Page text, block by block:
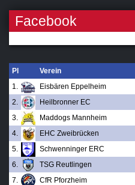
Facebook
Pl Verein
1.
Eisbären Eppelheim
2.
Heilbronner EC
3.
Maddogs Mannheim
4.
EHC Zweibrücken
5.
Schwenninger ERC
6.
TSG Reutlingen
7.
CfR Pforzheim